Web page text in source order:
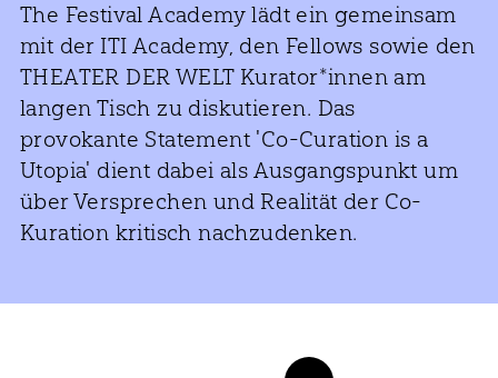
The Festival Academy lädt ein gemeinsam
mit der ITI Academy, den Fellows sowie den
THEATER DER WELT Kurator*innen am
langen Tisch zu diskutieren. Das
provokante Statement 'Co-Curation is a
Utopia' dient dabei als Ausgangspunkt um
über Versprechen und Realität der Co-
Kuration kritisch nachzudenken.